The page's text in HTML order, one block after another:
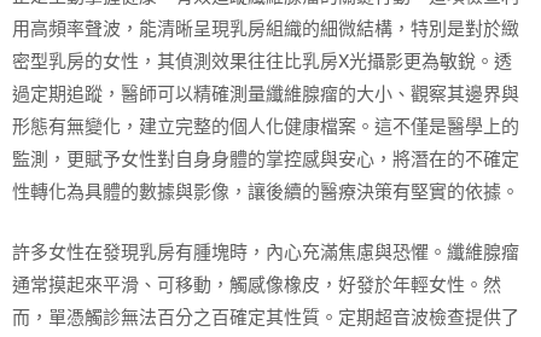
用高頻率聲波，能清晰呈現乳房組織的細微結構，特別是對於緻
密型乳房的女性，其偵測效果往往比乳房X光攝影更為敏銳。透
過定期追蹤，醫師可以精確測量纖維腺瘤的大小、觀察其邊界與
形態有無變化，建立完整的個人化健康檔案。這不僅是醫學上的
監測，更賦予女性對自身身體的掌控感與安心，將潛在的不確定
性轉化為具體的數據與影像，讓後續的醫療決策有堅實的依據。
許多女性在發現乳房有腫塊時，內心充滿焦慮與恐懼。纖維腺瘤
通常摸起來平滑、可移動，觸感像橡皮，好發於年輕女性。然
而，單憑觸診無法百分之百確定其性質。定期超音波檢查提供了